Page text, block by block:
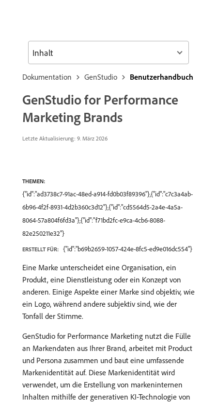
Dokumentation GenStudio Benutzerhandbuch
GenStudio for Performance
Marketing Brands
Letzte Aktualisierung: 9. März 2026
THEMEN:
{"id":"ad3738c7-91ac-48ed-a914-fd0b03f89396"},{"id":"c7c3a4ab-
6b96-4f2f-8931-4d2b360c3d12"},{"id":"cd5564d5-2a4e-4a5a-
8064-57a804f6fd3a"},{"id":"f71bd2fc-e9ca-4cb6-8088-
82e250211e32"}
ERSTELLT FÜR: {"id":"b69b2659-1057-424e-8fc5-ed9e016dc554"}
Eine Marke unterscheidet eine Organisation, ein
Produkt, eine Dienstleistung oder ein Konzept von
anderen. Einige Aspekte einer Marke sind objektiv, wie
ein Logo, während andere subjektiv sind, wie der
Tonfall der Stimme.
GenStudio for Performance Marketing nutzt die Fülle
an Markendaten aus Ihrer Brand, arbeitet mit Product
und Persona zusammen und baut eine umfassende
Markenidentität auf. Diese Markenidentität wird
verwendet, um die Erstellung von markeninternen
Inhalten mithilfe der generativen KI-Technologie von
Inhalt